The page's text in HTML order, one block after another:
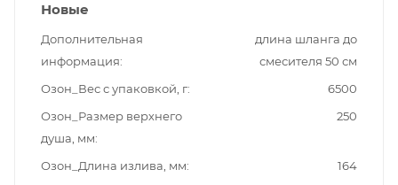
Новые
Дополнительная
информация
длина шланга до
смесителя 50 см
Озон_Вес с упаковкой, г
6500
Озон_Размер верхнего
душа, мм
250
Озон_Длина излива, мм
164